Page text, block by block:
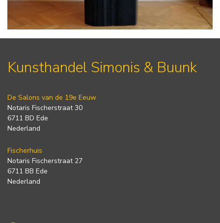
Kunsthandel Simonis & Buunk
De Salons van de 19e Eeuw
Notaris Fischerstraat 30
6711 BD Ede
Nederland
Fischerhuis
Notaris Fischerstraat 27
6711 BB Ede
Nederland